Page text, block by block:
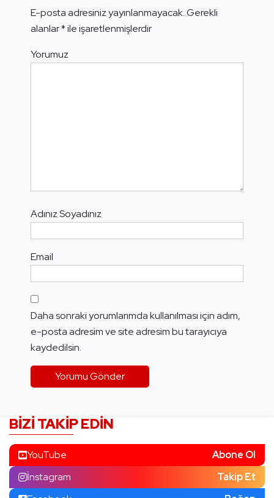
E-posta adresiniz yayınlanmayacak.Gerekli
alanlar*ile işaretlenmişlerdir
Yorumuz
Adınız Soyadınız
Email
Daha sonraki yorumlarımda kullanılması için adım,
e-posta adresim ve site adresim bu tarayıcıya
kaydedilsin.
BIZI TAKIP EDIN
YouTube
Abone Ol
İnstagram
Takip Et